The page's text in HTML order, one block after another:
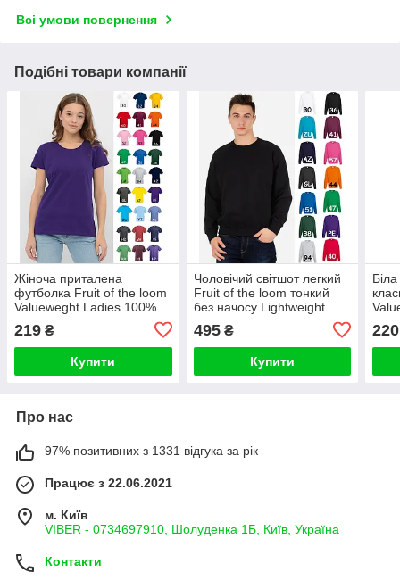
Всі умови повернення
Подібні товари компанії
Жіноча приталена
футболка Fruit of the loom
Valueweght Ladies 100%
бавовна однотонна lady fit
219 ₴
Купити
Чоловічий світшот легкий
Fruit of the loom тонкий
без начосу Lightweight
реглан светр
495₴
Купити
220
Про нас
97% позитивних з 1331 відгука за рік
Працює з 22.06.2021
м. Київ
VIBER - 0734697910, Шолуденка 1Б, Київ, Україна
Контакти